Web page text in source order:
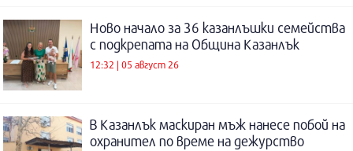
Ново начало за 36 казанлъшки семейства
с подкрепата на Община Казанлък
12:32 | 05 август 26
В Казанлък маскиран мъж нанесе побой на
охранител по време на дежурство